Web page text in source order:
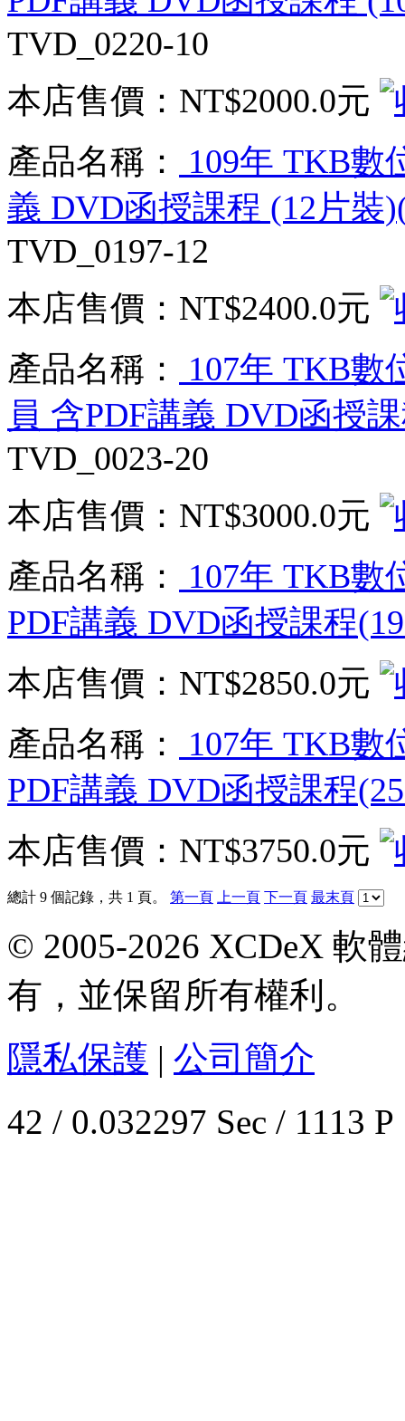
TVD_0220-10
本店售價： NT$2000.0元
產品名稱：
109年 TKB數
義 DVD函授課程 (12片裝
TVD_0197-12
本店售價： NT$2400.0元
產品名稱：
107年 TKB數
員 含PDF講義 DVD函授
TVD_0023-20
本店售價： NT$3000.0元
產品名稱：
107年 TKB數
PDF講義 DVD函授課程
本店售價： NT$2850.0元
產品名稱：
107年 TKB數
PDF講義 DVD函授課程
本店售價： NT$3750.0元
總計 9 個記錄，共 1 頁。 第一頁 上一頁 下一頁 最末頁
© 2005-2026 XCDeX 軟
有，並保留所有權利。
隱私保護 | 公司簡介
42 / 0.032297 Sec / 1113